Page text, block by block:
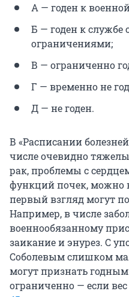
А — годен к
Б — годен к
ограничениями;
В — ограниченно
Г — временно не
Д — не годен.
В «Расписании
числе очевидно
рак, проблемы с
функций почек, можно
первый взгляд могут
Например, в числе
военнообязанному
заикание и энурез. С
Соболевым слишком
могут признать
ограниченно — если